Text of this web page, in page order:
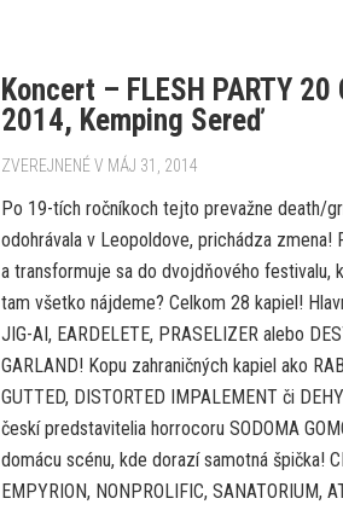
Koncert – FLESH PARTY
2014, Kemping Sereď
ZVEREJNENÉ V MÁJ 31, 2014
Po 19-tích ročníkoch tejto prevažne death/
odohrávala v Leopoldove, prichádza zmena!
a transformuje sa do dvojdňového festivalu,
tam všetko nájdeme? Celkom 28 kapiel!
JIG-AI, EARDELETE, PRASELIZER alebo
GARLAND! Kopu zahraničných kapiel ako
GUTTED, DISTORTED IMPALEMENT či
českí predstavitelia horrocoru SODOMA
domácu scénu, kde dorazí samotná špička!
EMPYRION, NONPROLIFIC, SANATORIUM,